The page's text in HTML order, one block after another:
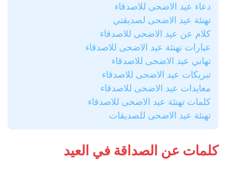
دعاء عيد الاضحى للاصدقاء
تهنئة عيد الاضحى لصديقتي
كلام عن عيد الاضحى للاصدقاء
عبارات تهنئة عيد الاضحى للاصدقاء
تهاني عيد الاضحى للاصدقاء
تبريكات عيد الاضحى للاصدقاء
معايدات عيد الاضحى للاصدقاء
كلمات تهنئة عيد الاضحى للاصدقاء
تهنئة عيد الاضحى للصديقات
كلمات عن الصداقة في العيد